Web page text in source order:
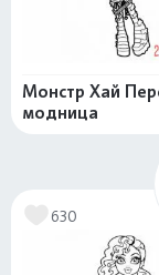
Монстр Хай
модница
630